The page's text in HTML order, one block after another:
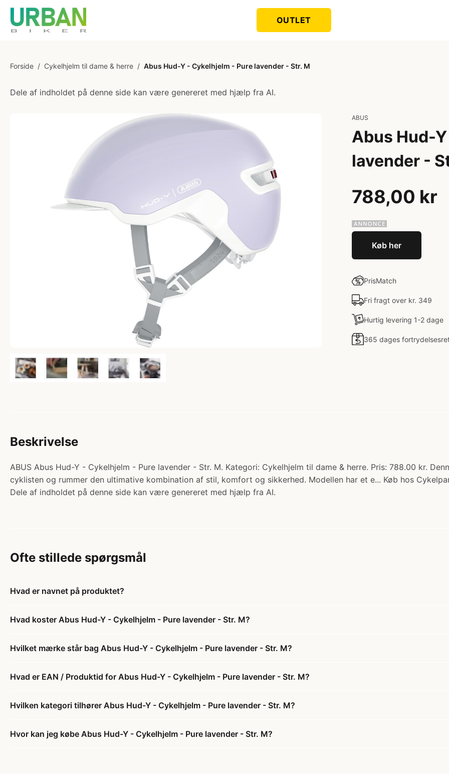
OUTLET
Forside / Cykelhjelm til dame & herre / Abus Hud-Y - Cykelhjelm - Pure lavender - Str. M
Dele af indholdet på denne side kan være genereret med hjælp fra AI.
ABUS
Abus Hud-
lavender -
788,00 kr
Køb her
PrisMatch
Fri fragt over kr. 349
Hurtig levering 1-2 dage
365 dages
Beskrivelse
ABUS Abus Hud-Y - Cykelhjelm - Pure lavender - Str. M. Kategori: Cykelhjelm til dame & herre. Pris: 788.00 kr.
cyklisten og rummer den ultimative kombination af stil, komfort og sikkerhed. Modellen har et e... Køb hos
Dele af indholdet på denne side kan være genereret med hjælp fra AI.
Ofte stillede spørgsmål
Hvad er navnet på produktet?
Hvad koster Abus Hud-Y - Cykelhjelm - Pure lavender - Str. M?
Hvilket mærke står bag Abus Hud-Y - Cykelhjelm - Pure lavender - Str. M?
Hvad er EAN / Produktid for Abus Hud-Y - Cykelhjelm - Pure lavender - Str. M?
Hvilken kategori tilhører Abus Hud-Y - Cykelhjelm - Pure lavender - Str. M?
Hvor kan jeg købe Abus Hud-Y - Cykelhjelm - Pure lavender - Str. M?